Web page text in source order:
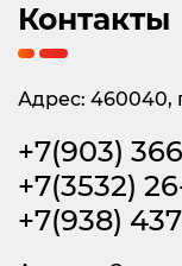
Контакты
Адрес: 460040,
+7(903)
+7(3532)
+7(938)